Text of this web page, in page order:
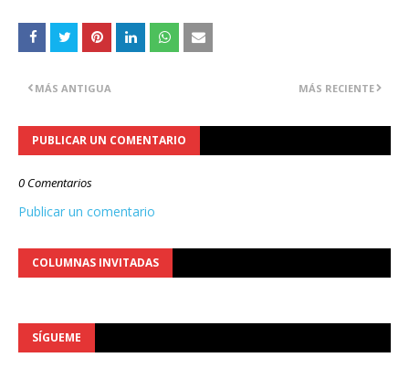
MÁS RECIENTE
MÁS ANTIGUA
PUBLICAR UN COMENTARIO
0 Comentarios
Publicar un comentario
COLUMNAS INVITADAS
SÍGUEME